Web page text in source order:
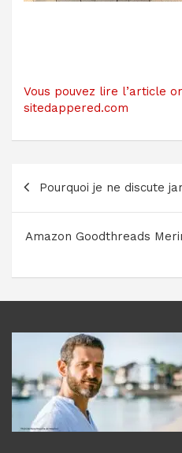
Vous pouvez lire l’article
sitedappered.com
de
l’article
Pourquoi je ne discute
Amazon Goodthreads